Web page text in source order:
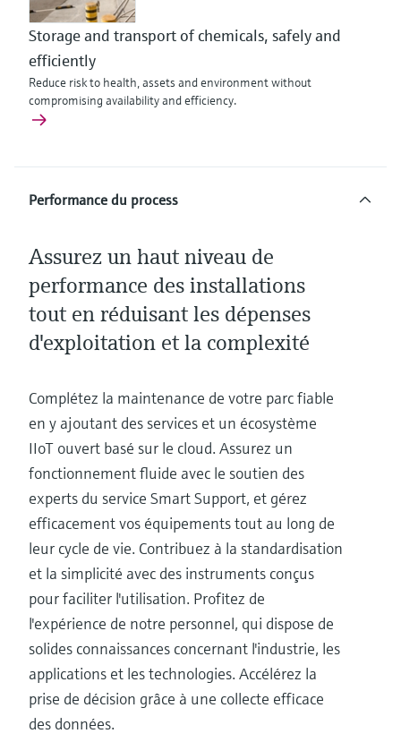
Storage and transport of chemicals, safely and
efficiently
Reduce risk to health, assets and environment without
compromising availability and efficiency.
Performance du process
Assurez un haut niveau de
performance des installations
tout en réduisant les dépenses
d'exploitation et la complexité
Complétez la maintenance de votre parc fiable
en y ajoutant des services et un écosystème
IIoT ouvert basé sur le cloud. Assurez un
fonctionnement fluide avec le soutien des
experts du service Smart Support, et gérez
efficacement vos équipements tout au long de
leur cycle de vie. Contribuez à la standardisation
et la simplicité avec des instruments conçus
pour faciliter l'utilisation. Profitez de
l'expérience de notre personnel, qui dispose de
solides connaissances concernant l'industrie, les
applications et les technologies. Accélérez la
prise de décision grâce à une collecte efficace
des données.